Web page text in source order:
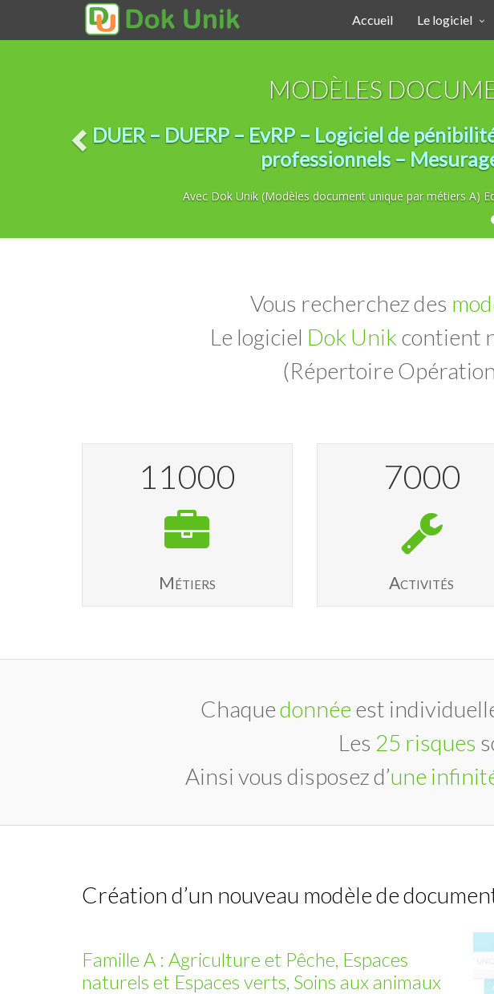
Accueil Le logiciel
MODÈLES
DUER – DUERP – EvRP – Logiciel de
professionnels –
Avec Dok Unik (Modèles document unique par métiers A)
Vous recherchez des
Le logiciel Dok Unik contient
(Répertoire
11000
Métiers
7000
Activités
Chaquedonnée est
Les 25 risques
Ainsi vous disposez d’une
Création d’un nouveau modèle de
Famille A : Agriculture et Pêche, Espaces
naturels et Espaces verts, Soins aux animaux